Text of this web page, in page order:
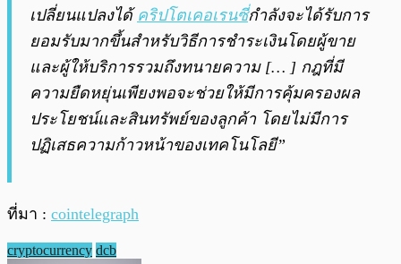
เปลี่ยนแปลงได้ คริปโตเคอเรนซี่กำลังจะได้รับการ
ยอมรับมากขึ้นสำหรับวิธีการชำระเงินโดยผู้ขาย
และผู้ให้บริการรวมถึงทนายความ [… ] กฎที่มี
ความยืดหยุ่นเพียงพอจะช่วยให้มีการคุ้มครองผล
ประโยชน์และสินทรัพย์ของลูกค้า โดยไม่มีการ
ปฏิเสธความก้าวหน้าของเทคโนโลยี”
ที่มา : cointelegraph
cryptocurrency dcb